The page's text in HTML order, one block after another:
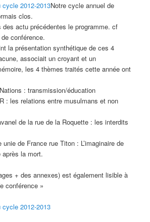
2012-2013Notre cycle annuel de
clos.
des actu précédentes le programme. cf
conférence.
la présentation synthétique de ces 4
associait un croyant et un
les 4 thèmes traités cette année ont
: transmission/éducation
: les relations entre musulmans et non
de la rue de la Roquette : les interdits
unie de France rue Titon : L’imaginaire de
après la mort.
+ des annexes) est également lisible à
conférence »
2012-2013